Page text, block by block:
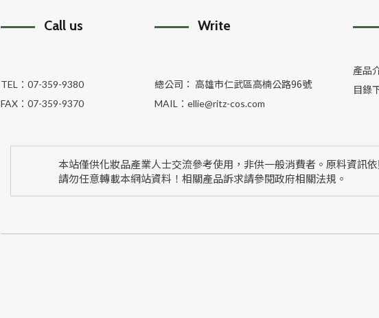
Call us
TEL：07-359-9380
FAX：07-359-9370
Write
總公司： 高雄市仁武區高楠公路96號
MAIL： ellie@ritz-cos.com
產品
目錄
本站僅供化妝品產業人士交流參考使用，非供一般消費者。原料資訊
請勿任意轉載本網站資料！相關產品訴求請參閱政府相關法規。